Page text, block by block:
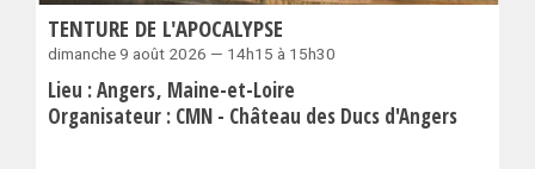
TENTURE DE L'APOCALYPSE
dimanche 9 août 2026 — 14h15 à 15h30
Lieu :Angers Maine-et-Loire
Organisateur : CMN - Château des Ducs d'Angers